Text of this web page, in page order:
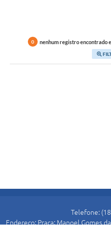
0 nenhum registro encontrado
Telefone:
Endereço: Praça: Manoel Gomes